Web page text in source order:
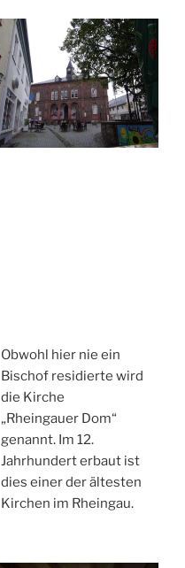
Obwohl hier nie ein
Bischof residierte wird
die Kirche
„Rheingauer Dom“
genannt. Im 12.
Jahrhundert erbaut ist
dies einer der ältesten
Kirchen im Rheingau.